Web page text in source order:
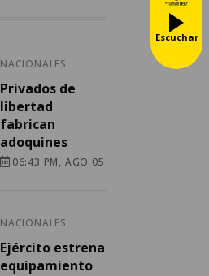
NACIONALES
Privados de
libertad
fabrican
adoquines
06:43 PM, AGO 05
NACIONALES
Ejército estrena
equipamiento
Escuchar